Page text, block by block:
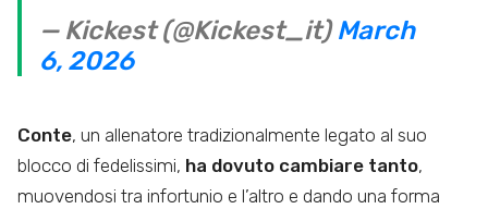
— Kickest (@Kickest_it)March
6, 2026
Conte, un allenatore tradizionalmente legato al suo
blocco di fedelissimi, ha dovuto cambiare tanto,
muovendosi tra infortunio e l’altro e dando una forma